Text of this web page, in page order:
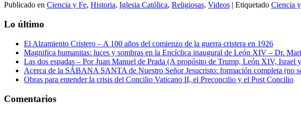
Publicado en Ciencia y Fe, Historia, Iglesia Católica, Religiosas, Videos | Etiquetado Ciencia
Lo último
El Alzamiento Cristero – A 100 años del comienzo de la guerra cristera en 1926
Magnifica humanitas: luces y sombras en la Encíclica inaugural de León XIV – Dr.
Las dos espadas – Por Juan Manuel de Prada (A propósito de Trump, León XIV, Israel
Acerca de la SÁBANA SANTA de Nuestro Señor Jesucristo: formación completa (no
Obras para entender la crisis del Concilio Vaticano II, el Preconcilio y el Post Concilio
Comentarios